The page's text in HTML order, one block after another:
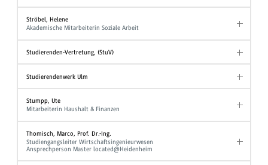
Ströbel, Helene
Akademische Mitarbeiterin Soziale Arbeit
Studierenden-Vertretung, (StuV)
Studierendenwerk Ulm
Stumpp, Ute
Mitarbeiterin Haushalt & Finanzen
Thomisch, Marco, Prof. Dr.-Ing.
Studiengangsleiter Wirtschaftsingenieurwesen
Ansprechperson Master located@Heidenheim